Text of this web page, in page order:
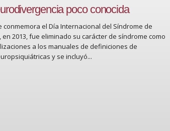
poco conocida
conmemora el Día Internacional del Síndrome de
en 2013, fue eliminado su carácter de síndrome como
a los manuales de definiciones de
y se incluyó...